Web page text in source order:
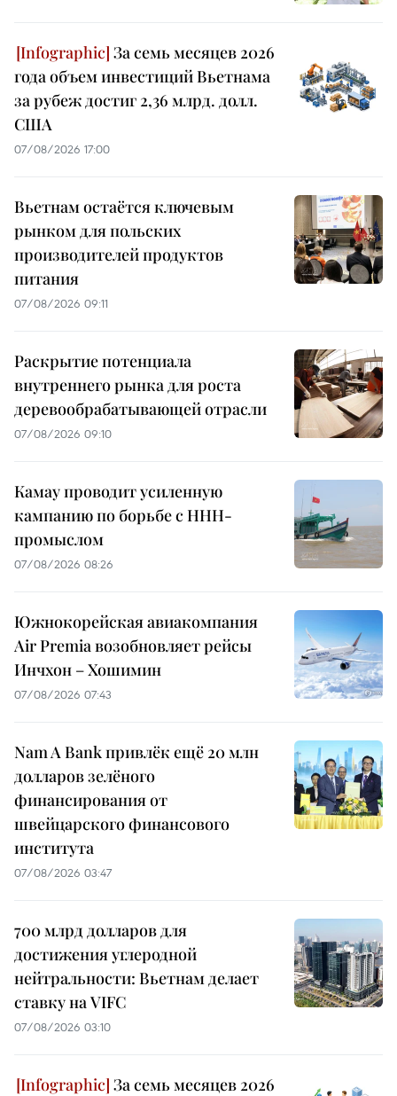
За семь месяцев 2026
года объем инвестиций Вьетнама
за рубеж достиг 2,36 млрд. долл.
США
07/08/2026 17:00
Вьетнам остаётся ключевым
рынком для польских
производителей продуктов
питания
07/08/2026 09:11
Раскрытие потенциала
внутреннего рынка для роста
деревообрабатывающей отрасли
07/08/2026 09:10
Камау проводит усиленную
кампанию по борьбе с ННН-
промыслом
07/08/2026 08:26
Южнокорейская авиакомпания
Air Premia возобновляет рейсы
Инчхон – Хошимин
07/08/2026 07:43
Nam A Bank привлёк ещё 20 млн
долларов зелёного
финансирования от
швейцарского финансового
института
07/08/2026 03:47
700 млрд долларов для
достижения углеродной
нейтральности: Вьетнам делает
ставку на VIFC
07/08/2026 03:10
За семь месяцев 2026